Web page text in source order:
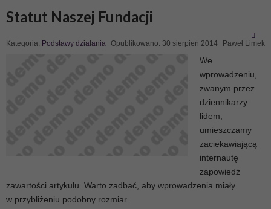
Statut Naszej Fundacji
Kategoria: Podstawy dzialania Opublikowano: 30 sierpień 2014 Paweł Limek
We
wprowadzeniu,
zwanym przez
dziennikarzy
lidem,
umieszczamy
zaciekawiającą
internautę
zapowiedź
zawartości artykułu. Warto zadbać, aby wprowadzenia miały
w przybliżeniu podobny rozmiar.